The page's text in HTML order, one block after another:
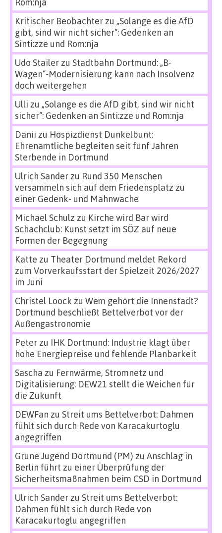
Rom:nja
Kritischer Beobachterzu „Solange es die AfD
gibt, sind wir nicht sicher“: Gedenken an
Sinti:zze und Rom:nja
Udo Stailerzu Stadtbahn Dortmund: „B-
Wagen“-Modernisierung kann nach Insolvenz
doch weitergehen
Ulli zu „Solange es die AfD gibt, sind wir nicht
sicher“: Gedenken an Sinti:zze und Rom:nja
Danii zu Hospizdienst Dunkelbunt:
Ehrenamtliche begleiten seit fünf Jahren
Sterbende in Dortmund
Ulrich Sanderzu Rund 350 Menschen
versammeln sich auf dem Friedensplatz zu
einer Gedenk- und Mahnwache
Michael Schulz zu Kirche wird Bar wird
Schachclub: Kunst setzt im SÖZ auf neue
Formen der Begegnung
Katte zu Theater Dortmund meldet Rekord
zum Vorverkaufsstart der Spielzeit 2026/2027
im Juni
Christel Loock zu Wem gehört die Innenstadt?
Dortmund beschließt Bettelverbot vor der
Außengastronomie
Peterzu IHK Dortmund: Industrie klagt über
hohe Energiepreise und fehlende Planbarkeit
Sascha zu Fernwärme, Stromnetz und
Digitalisierung: DEW21 stellt die Weichen für
die Zukunft
DEWFan zu Streit ums Bettelverbot: Dahmen
fühlt sich durch Rede von Karacakurtoglu
angegriffen
Grüne Jugend Dortmund (PM) zu Anschlag in
Berlin führt zu einer Überprüfung der
Sicherheitsmaßnahmen beim CSD in Dortmund
Ulrich Sanderzu Streit ums Bettelverbot:
Dahmen fühlt sich durch Rede von
Karacakurtoglu angegriffen